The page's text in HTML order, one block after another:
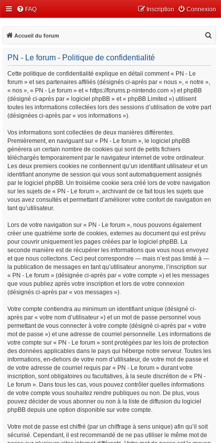
FAQ Connexion
Inscription
Accueil du forum
PN - Le forum - Politique de confidentialité
Cette politique de confidentialité explique en détail comment « PN - Le
forum » et ses partenaires affiliés (désignés ci-après par « nous », « notre »,
« nos », « PN - Le forum » et « https://forums.p-nintendo.com ») et phpBB
(désigné ci-après par « logiciel phpBB » et « phpBB Limited ») utilisent
toutes les informations collectées lors des sessions d’utilisation de votre part
(désignées ci-après par « vos informations »).
Vos informations sont collectées de deux manières différentes.
Premièrement, en naviguant sur « PN - Le forum », le logiciel phpBB
génèrera un certain nombre de cookies qui sont de petits fichiers
téléchargés temporairement par le navigateur internet de votre ordinateur.
Les deux premiers cookies ne contiennent qu’un identifiant utilisateur et un
identifiant anonyme de session qui vous sont automatiquement assignés
par le logiciel phpBB. Un troisième cookie sera créé lors de votre navigation
sur les sujets de « PN - Le forum », archivant de ce fait tous les sujets que
vous avez consultés et permettant d’améliorer votre confort de navigation en
tant qu’utilisateur.
Lors de votre navigation sur « PN - Le forum », nous pouvons également
créer une quatrième sorte de cookies, externes au document qui est prévu
pour couvrir uniquement les pages créées par le logiciel phpBB. La
seconde manière est de récupérer les informations que vous nous envoyez
et que nous collectons. Ceci peut correspondre — mais n’est pas limité à —
la publication de messages en tant qu’utilisateur anonyme, l’inscription sur
« PN - Le forum » (désignée ci-après par « votre compte ») et les messages
que vous publiez après votre inscription et lors de votre connexion
(désignés ci-après par « vos messages »).
Votre compte contiendra au minimum un identifiant unique (désigné ci-
après par « votre nom d’utilisateur ») et un mot de passe personnel vous
permettant de vous connecter à votre compte (désigné ci-après par « votre
mot de passe ») et une adresse de courriel personnelle. Les informations de
votre compte sur « PN - Le forum » sont protégées par les lois de protection
des données applicables dans le pays qui héberge notre serveur. Toutes les
informations, en-dehors de votre nom d’utilisateur, de votre mot de passe et
de votre adresse de courriel requis par « PN - Le forum » durant votre
inscription, sont obligatoires ou facultatives, à la seule discrétion de « PN -
Le forum ». Dans tous les cas, vous pouvez contrôler quelles informations
de votre compte vous souhaitez rendre publiques ou non. De plus, vous
pouvez décider de vous abonner ou non à la liste de diffusion du logiciel
phpBB depuis une option disponible sur votre compte.
Votre mot de passe est chiffré (par un chiffrage à sens unique) afin qu’il soit
sécurisé. Cependant, il est recommandé de ne pas utiliser le même mot de